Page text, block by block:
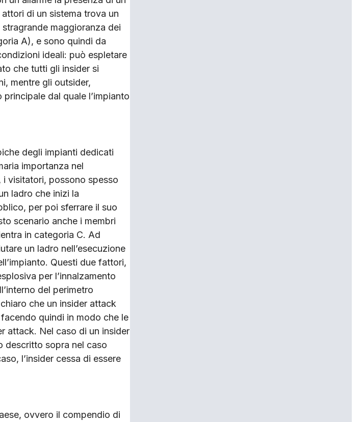
di un sistema trova un
maggioranza dei
A), e sono quindi da
ideali: può espletare
che tutti gli insider si
mentre gli outsider,
dal quale l’impianto
degli impianti dedicati
importanza nel
i visitatori, possono spesso
ladro che inizi la
per poi sferrare il suo
scenario anche i membri
in categoria C. Ad
un ladro nell’esecuzione
Questi due fattori,
per l’innalzamento
del perimetro
che un insider attack
quindi in modo che le
attack. Nel caso di un insider
descritto sopra nel caso
l’insider cessa di essere
ovvero il compendio di